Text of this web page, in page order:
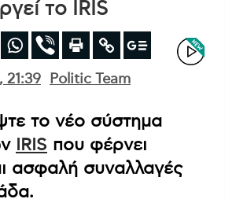
το IRIS
21:39 Politic Team
το νέο σύστημα
IRIS που φέρνει
ασφαλή συναλλαγές